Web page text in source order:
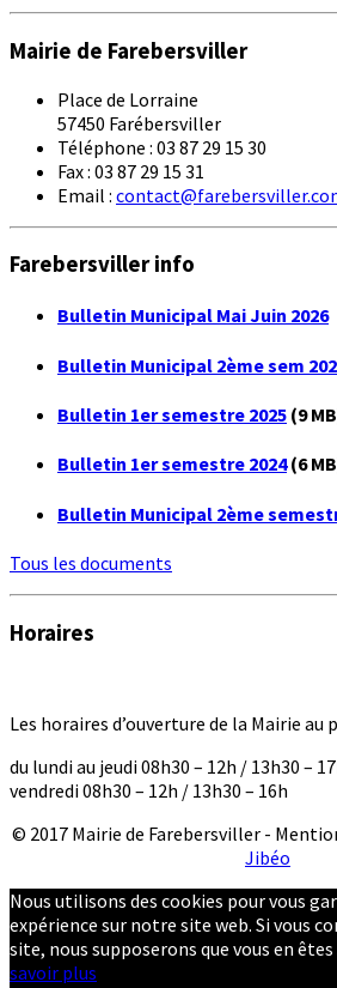
Mairie de Farebersviller
Place de Lorraine
57450 Farébersviller
Téléphone : 03 87 29 15 30
Fax : 03 87 29 15 31
Email :
Farebersviller info
Bulletin Municipal Mai Juin 2026
Bulletin Municipal 2ème sem
Bulletin 1er semestre 2025 (9
Bulletin 1er semestre 2024 (6
Bulletin Municipal 2ème
Tous les documents
Horaires
Les horaires d’ouverture de la Mairie au
du lundi au jeudi 08h30 – 12h / 13h30 –
vendredi 08h30 – 12h / 13h30 – 16h
© 2017 Mairie de Farebersviller -
Jibéo
Nous utilisons des cookies pour vous
expérience sur notre site web. Si vous
site, nous supposerons que vous en
savoir plus